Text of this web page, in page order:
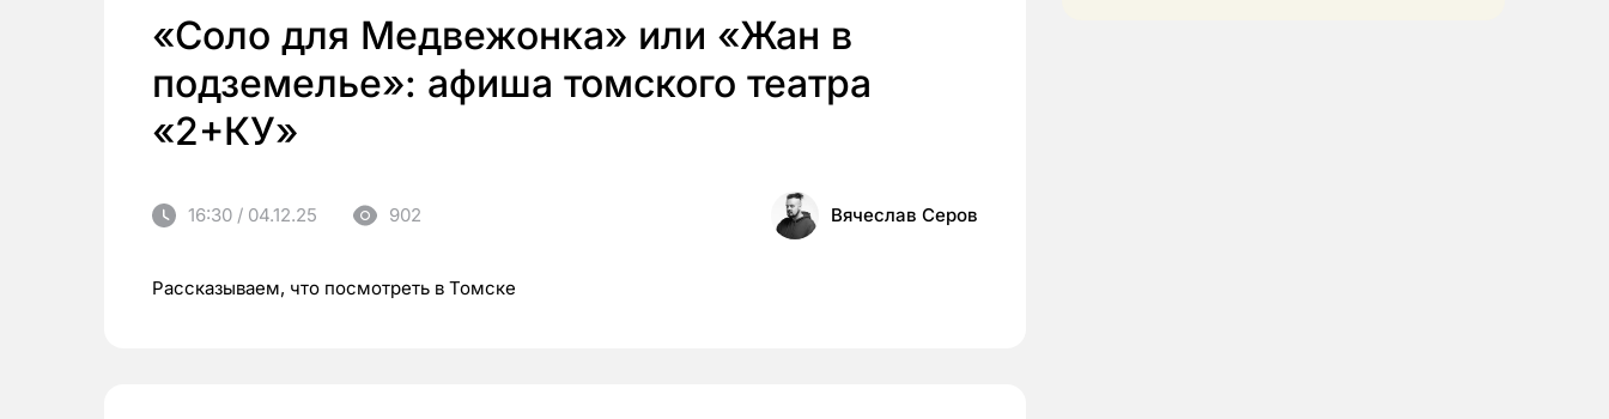
«Соло для Медвежонка» или «Жан в
подземелье»: афиша томского театра
«2+КУ»
16:30 / 04.12.25 902 Вячеслав Серов
Рассказываем, что посмотреть в Томске